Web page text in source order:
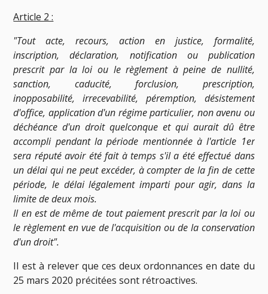
Article 2 :
"Tout acte, recours, action en justice, formalité,
inscription, déclaration, notification ou publication
prescrit par la loi ou le règlement à peine de nullité,
sanction, caducité, forclusion, prescription,
inopposabilité, irrecevabilité, péremption, désistement
d'office, application d'un régime particulier, non avenu ou
déchéance d'un droit quelconque et qui aurait dû être
accompli pendant la période mentionnée à l'article 1er
sera réputé avoir été fait à temps s'il a été effectué dans
un délai qui ne peut excéder, à compter de la fin de cette
période, le délai légalement imparti pour agir, dans la
limite de deux mois.
Il en est de même de tout paiement prescrit par la loi ou
le règlement en vue de l'acquisition ou de la conservation
d'un droit".
Il est à relever que ces deux ordonnances en date du
25 mars 2020 précitées sont rétroactives.